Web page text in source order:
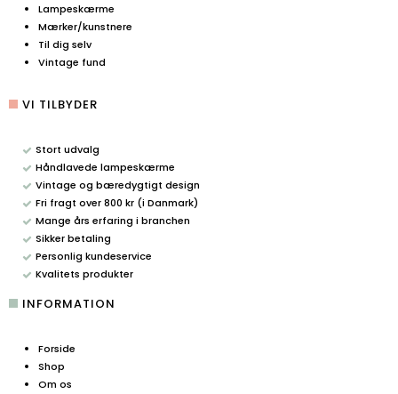
Lampeskærme
Mærker/kunstnere
Til dig selv
Vintage fund
VI TILBYDER
Stort udvalg
Håndlavede lampeskærme
Vintage og bæredygtigt design
Fri fragt over 800 kr (i Danmark)
Mange års erfaring i branchen
Sikker betaling
Personlig kundeservice
Kvalitets produkter
INFORMATION
Forside
Shop
Om os